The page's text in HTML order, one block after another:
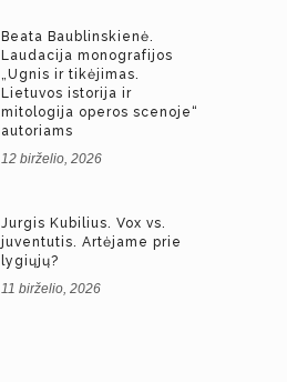
Beata Baublinskienė.
Laudacija monografijos
„Ugnis ir tikėjimas.
Lietuvos istorija ir
mitologija operos scenoje“
autoriams
12 birželio, 2026
Jurgis Kubilius. Vox vs.
juventutis. Artėjame prie
lygiųjų?
11 birželio, 2026